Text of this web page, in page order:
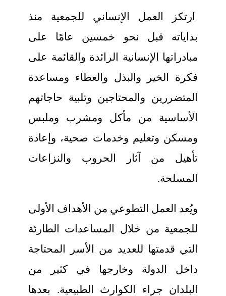
ارتكز العمل الإنساني للجمعية منذ
بداياته قبل نحو خمسين عامًا على
مبادراتها الإنسانية الرائدة والقائمة على
فكرة الخير والبذل والعطاء ومساعدة
المتضررين والمحتاجين وتلبية حاجاتهم
الأساسية من مأكل ومشرب وملبس
ومسكن وتعليم وخدمات صحية، وإعادة
تأهيل من آثار الحروب والنزاعات
المسلحة.
ويُعد العمل التطوعي من الأهداف الأولى
للجمعية من خلال المساعدات الطارئة
التي قدمتها للعديد من الأسر المحتاجة
داخل الدولة وخارجها في كثير من
البلدان جراء الكوارث الطبيعية. بعدها